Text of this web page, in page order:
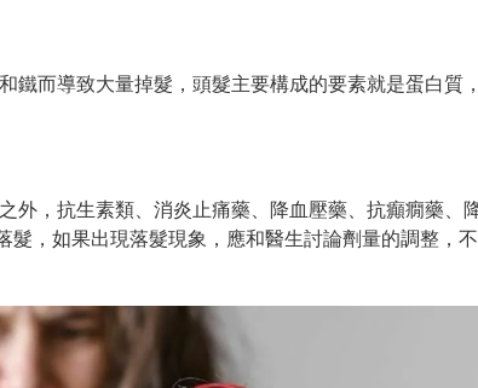
鐵而導致大量掉髮，頭髮主要構成的要素就是蛋白質
外，抗生素類、消炎止痛藥、降血壓藥、抗癲癇藥、
，如果出現落髮現象，應和醫生討論劑量的調整，